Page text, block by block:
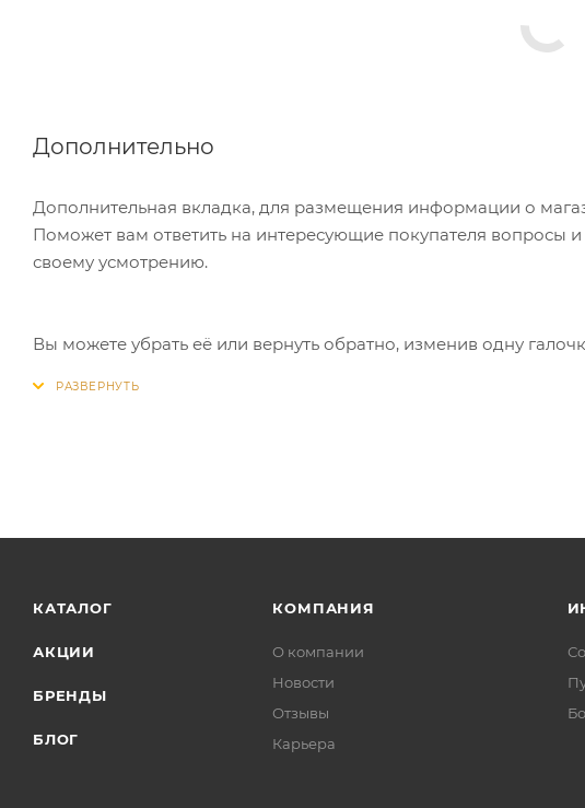
Дополнительно
Дополнительная вкладка, для размещения информации о
Поможет вам ответить на интересующие покупателя вопросы
своему усмотрению.
Вы можете убрать её или вернуть обратно, изменив одну
КАТАЛОГ
АКЦИИ
БРЕНДЫ
БЛОГ
КОМПАНИЯ
О компании
Новости
Отзывы
Карьера